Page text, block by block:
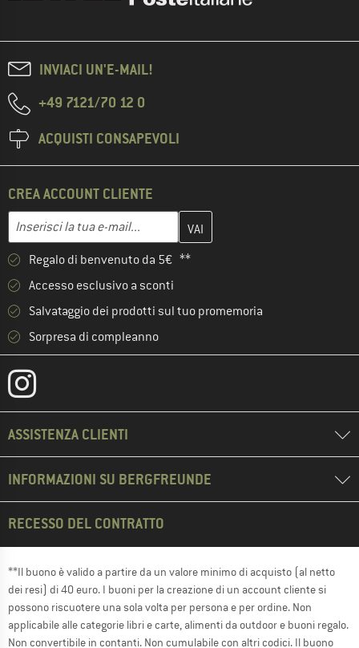
INVIACI UN'E-MAIL!
+49 7121/70 12 0
ACQUISTI CONSAPEVOLI
CREA ACCOUNT CLIENTE
Indirizzo e-mail
Inserisci qui il tuo indirizzo e-mail e crea il tuo account cliente
Regalo di benvenuto da 5€ **
Accesso esclusivo a sconti
Salvataggio dei prodotti sul tuo promemoria
Sorpresa di compleanno
ASSISTENZA CLIENTI
INFORMAZIONI SU BERGFREUNDE
RECESSO DEL CONTRATTO
**Il buono è valido a partire da un valore minimo di acquisto (al netto
dei resi) di 40 euro. I buoni per la creazione di un account cliente si
possono riscuotere una sola volta per persona e per ordine. Non
applicabile alle categorie libri e carte, alimenti da outdoor e buoni regalo.
Non convertibile in contanti. Non cumulabile con altri codici. Il buono